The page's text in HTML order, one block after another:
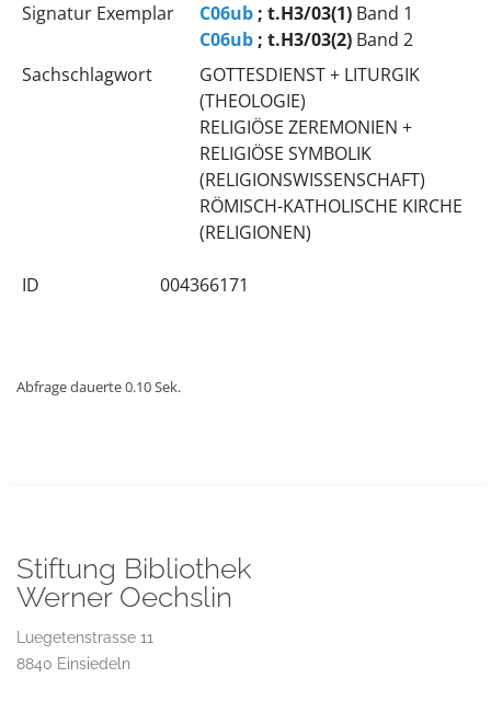
Signatur Exemplar C06ub; t.H3/03(1)Band 1
C06ub; t.H3/03(2)Band 2
Sachschlagwort
GOTTESDIENST + LITURGIK
(THEOLOGIE)
RELIGIÖSE ZEREMONIEN +
RELIGIÖSE SYMBOLIK
(RELIGIONSWISSENSCHAFT)
RÖMISCH-KATHOLISCHE KIRCHE
(RELIGIONEN)
ID 004366171
Abfrage dauerte 0.10 Sek.
Stiftung Bibliothek
Werner Oechslin
Luegetenstrasse 11
8840 Einsiedeln